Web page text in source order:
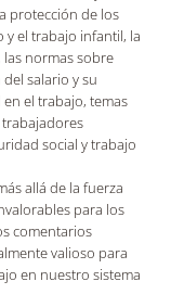
protección de los
el trabajo infantil, la
normas sobre
salario y su
el trabajo, temas
social y trabajo
allá de la fuerza
para los
comentarios
valioso para
en nuestro sistema